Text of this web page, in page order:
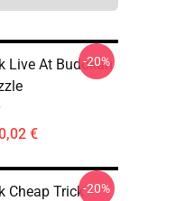
Live At Budokan
€
-20%
Cheap Trick-20%